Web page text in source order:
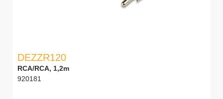
DEZZR120
RCA/RCA, 1,2m
920181